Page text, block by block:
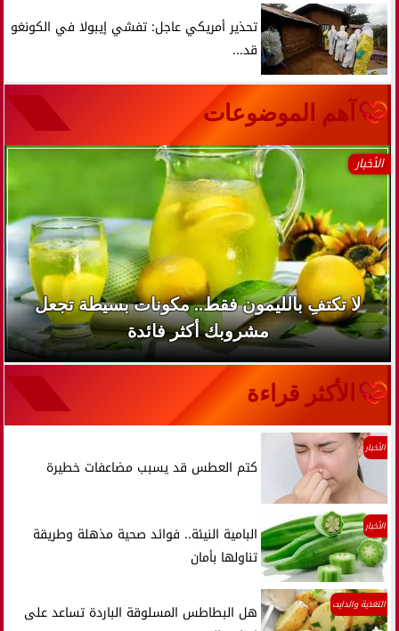
تحذير أمريكي عاجل: تفشي إيبولا في الكونغو
قد...
آهم الموضوعات
الأخبار
لا تكتفِ بالليمون فقط.. مكونات بسيطة تجعل
مشروبك أكثر فائدة
الأكثر قراءة
الأخبار
كتم العطس قد يسبب مضاعفات خطيرة
الأخبار
البامية النيئة.. فوائد صحية مذهلة وطريقة
تناولها بأمان
التغذية والدايت
هل البطاطس المسلوقة الباردة تساعد على